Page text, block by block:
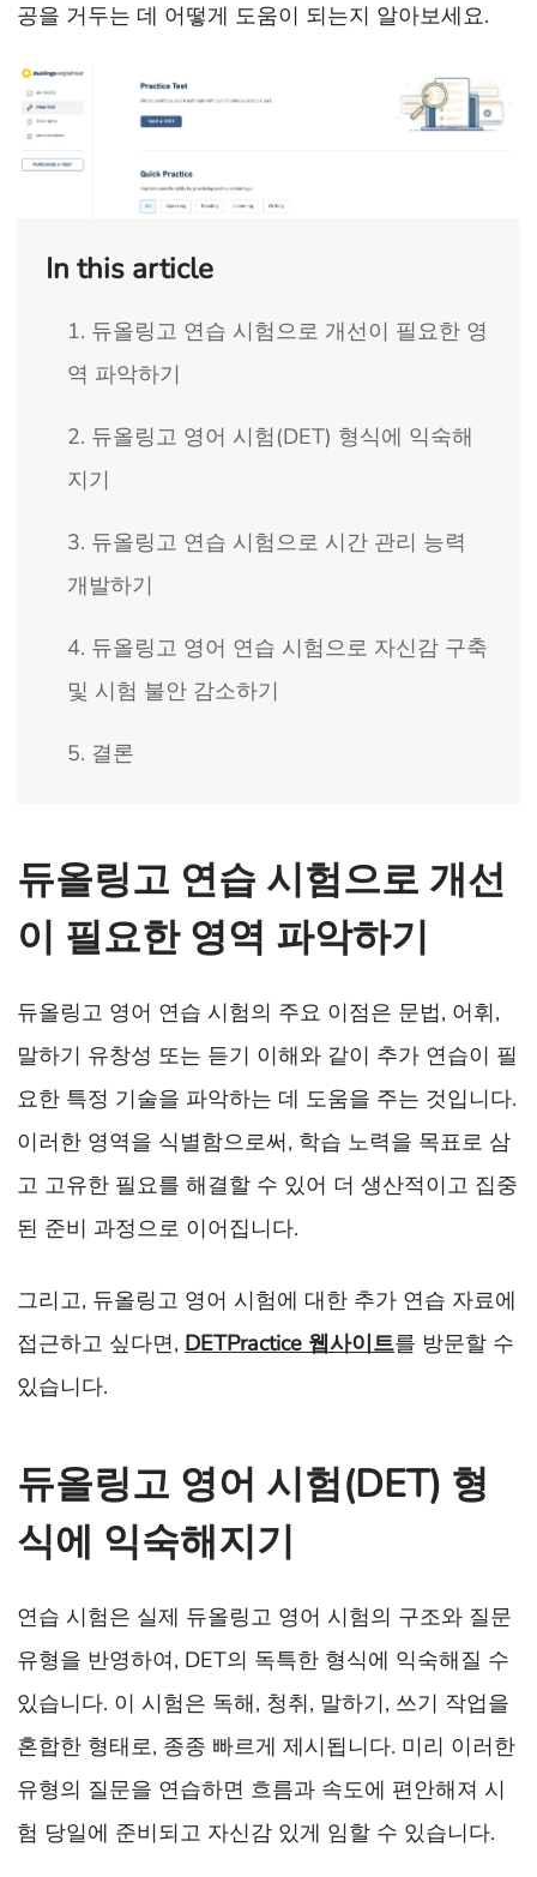
공을 거두는 데 어떻게 도움이 되는지 알아보세요.
In this article
1. 듀올링고 연습 시험으로 개선이 필요한 영
역 파악하기
2. 듀올링고 영어 시험(DET) 형식에 익숙해
지기
3. 듀올링고 연습 시험으로 시간 관리 능력
개발하기
4. 듀올링고 영어 연습 시험으로 자신감 구축
및 시험 불안 감소하기
5. 결론
듀올링고 연습 시험으로 개선
이 필요한 영역 파악하기
듀올링고 영어 연습 시험의 주요 이점은 문법, 어휘,
말하기 유창성 또는 듣기 이해와 같이 추가 연습이 필
요한 특정 기술을 파악하는 데 도움을 주는 것입니다.
이러한 영역을 식별함으로써, 학습 노력을 목표로 삼
고 고유한 필요를 해결할 수 있어 더 생산적이고 집중
된 준비 과정으로 이어집니다.
그리고, 듀올링고 영어 시험에 대한 추가 연습 자료에
접근하고 싶다면, DETPractice 웹사이트를 방문할 수
있습니다.
듀올링고 영어 시험(DET) 형
식에 익숙해지기
연습 시험은 실제 듀올링고 영어 시험의 구조와 질문
유형을 반영하여, DET의 독특한 형식에 익숙해질 수
있습니다. 이 시험은 독해, 청취, 말하기, 쓰기 작업을
혼합한 형태로, 종종 빠르게 제시됩니다. 미리 이러한
유형의 질문을 연습하면 흐름과 속도에 편안해져 시
험 당일에 준비되고 자신감 있게 임할 수 있습니다.